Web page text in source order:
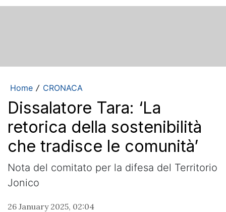
Home / CRONACA
Dissalatore Tara: ‘La
retorica della sostenibilità
che tradisce le comunità’
Nota del comitato per la difesa del Territorio
Jonico
26 January 2025, 02:04